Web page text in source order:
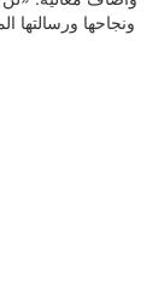
ونجاحها ورسالتها